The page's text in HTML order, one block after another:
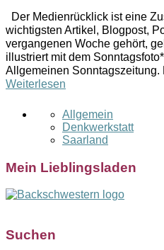
Der Medienrücklick ist eine
wichtigsten Artikel, Blogpost,
vergangenen Woche gehört,
illustriert mit dem
Allgemeinen
Weiterlesen
Allgemein
Denkwerkstatt
Saarland
Mein Lieblingsladen
Suchen